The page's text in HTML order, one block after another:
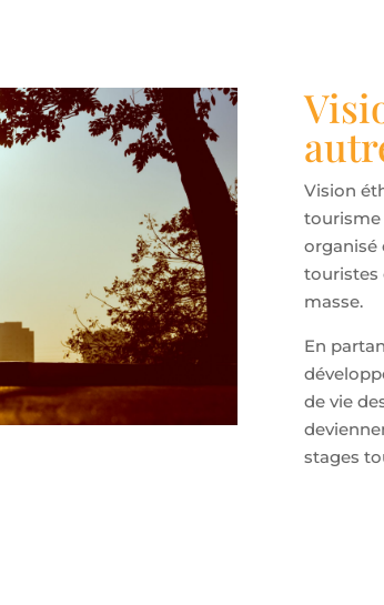
Vision
tourisme
organisé
touristes
masse.
En
de vie
stages